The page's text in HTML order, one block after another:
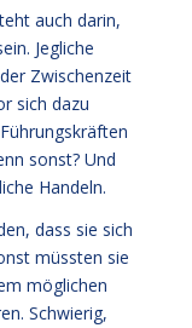
auch darin,
Jegliche
Zwischenzeit
sich dazu
sonst? Und
Handeln.
dass sie sich
müssten sie
möglichen
Schwierig,